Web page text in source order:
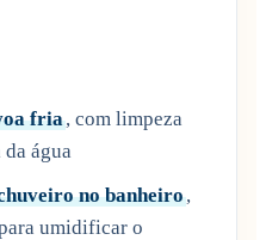
fria, com limpeza
água
no banheiro,
umidificar o